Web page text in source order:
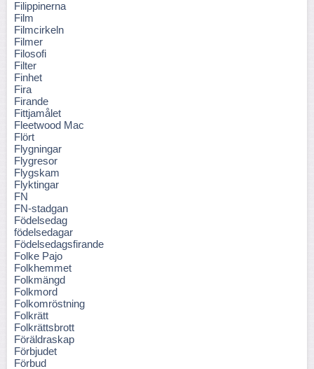
Filippinerna
Film
Filmcirkeln
Filmer
Filosofi
Filter
Finhet
Fira
Firande
Fittjamålet
Fleetwood Mac
Flört
Flygningar
Flygresor
Flygskam
Flyktingar
FN
FN-stadgan
Födelsedag
födelsedagar
Födelsedagsfirande
Folke Pajo
Folkhemmet
Folkmängd
Folkmord
Folkomröstning
Folkrätt
Folkrättsbrott
Föräldraskap
Förbjudet
Förbud